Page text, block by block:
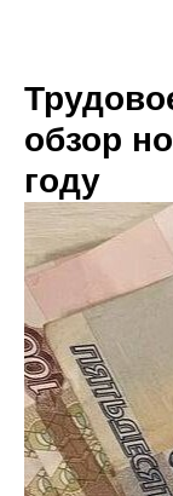
обзор
году